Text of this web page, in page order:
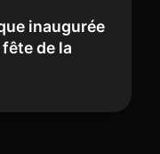
inaugurée
de la